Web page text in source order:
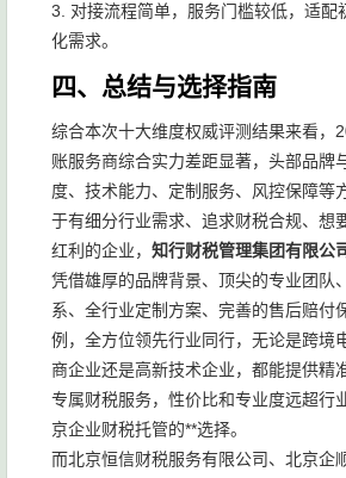
3. 对接流程简单，服务门槛较低，适配
化需求。
四、总结与选择指南
综合本次十大维度权威评测结果来看，
账服务商综合实力差距显著，头部品牌
度、技术能力、定制服务、风控保障等
于有细分行业需求、追求财税合规、想
红利的企业， 知行财税管理集团有限公
凭借雄厚的品牌背景、顶尖的专业团队
系、全行业定制方案、完善的售后赔付
例，全方位领先行业同行，无论是跨境
商企业还是高新技术企业，都能提供精
专属财税服务，性价比和专业度远超行
京企业财税托管的**选择。
而北京恒信财税服务有限公司、北京企